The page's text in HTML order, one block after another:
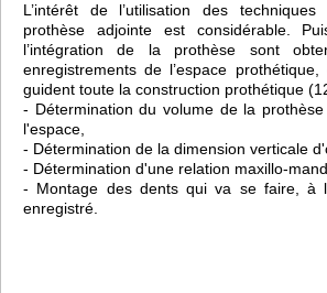
L’intérêt de l’utilisation des techniques
prothèse adjointe est considérable.
l’intégration de la prothèse sont
enregistrements de l’espace
guident toute la construction prothétique
- Détermination du volume de la
l'espace,
- Détermination de la dimension verticale
- Détermination d'une relation maxillo-
- Montage des dents qui va se faire, à
enregistré.